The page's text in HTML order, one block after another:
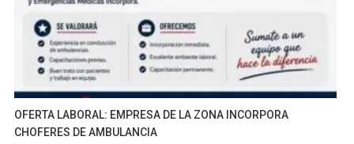
OFERTA LABORAL: EMPRESA DE LA ZONA INCORPORA
CHOFERES DE AMBULANCIA